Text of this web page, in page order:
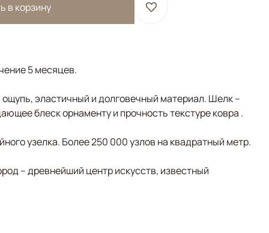
в корзину
5 месяцев.
эластичный и долговечный материал. Шелк –
блеск орнаменту и прочность текстуре ковра .
узелка. Более 250 000 узлов на квадратный метр.
– древнейший центр искусств, известный